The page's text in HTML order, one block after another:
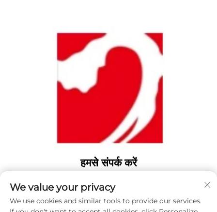
हमसे संपर्क करें
0631 5900466
ई-मेल: [email protected]
We value your privacy
We use cookies and similar tools to provide our services.